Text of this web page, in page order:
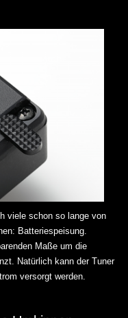
viele schon so lange von
Batteriespeisung.
Maße um die
Natürlich kann der Tuner
versorgt werden.